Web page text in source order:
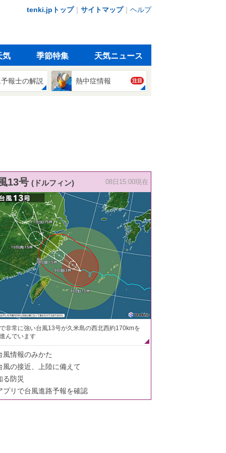
tenki.jpトップ｜ サイトマップ｜ ヘルプ
気 季節特集 天気ニュース
報士の解説 熱中症情報 注目
13号 (ドルフィン) 08日15:00現在
非常に強い台風13号が久米島の西北西約170kmを
んでいます
風情報のみかた
風の接近、上陸に備えて
る防災
プリで台風進路予報を確認